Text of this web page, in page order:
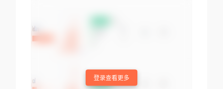
登录查看更多